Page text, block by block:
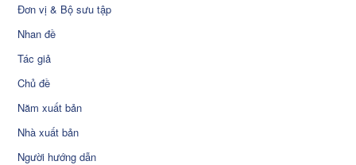
Đơn vị & Bộ sưu tập
Nhan đề
Tác giả
Chủ đề
Năm xuất bản
Nhà xuất bản
Người hướng dẫn